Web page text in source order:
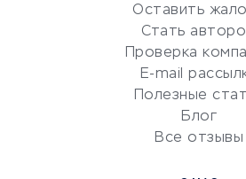
Красота и здоровье
Сервисы по поиску работы
Сетевой маркетинг
УСЛУГИ ДЛЯ БИЗНЕСА
Оставить
Стать
Проверка
E-mail
Полезные
Блог
Все отзывы